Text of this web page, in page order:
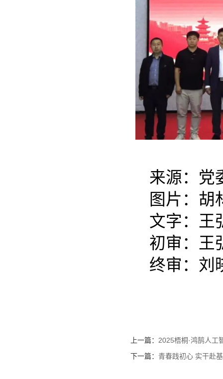
来源：党
图片：胡
文字：王
初审：王
终审：刘
上一篇： 2025梧桐·鸿鹄人工
下一篇： 青春践初心 实干赴